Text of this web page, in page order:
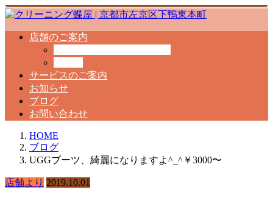
店舗のご案内
サービスのご案内
お知らせ
ブログ
お問い合わせ
HOME
ブログ
UGGブーツ、綺麗になりますよ^_^￥3000〜
店舗より 2019.10.01